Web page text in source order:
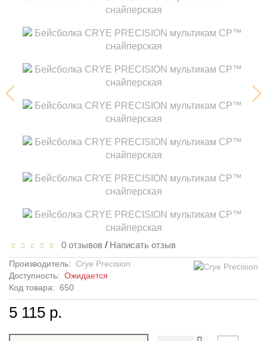
0 отзывов / Написать отзыв
Производитель:
Crye Precision
Доступность: Ожидается
Код товара: 650
5 115 р.